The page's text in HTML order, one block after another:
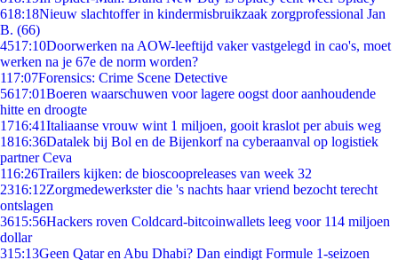
618:18Nieuw slachtoffer in kindermisbruikzaak zorgprofessional Jan
B. (66)
4517:10Doorwerken na AOW-leeftijd vaker vastgelegd in cao's, moet
werken na je 67e de norm worden?
117:07Forensics: Crime Scene Detective
5617:01Boeren waarschuwen voor lagere oogst door aanhoudende
hitte en droogte
1716:41Italiaanse vrouw wint 1 miljoen, gooit kraslot per abuis weg
1816:36Datalek bij Bol en de Bijenkorf na cyberaanval op logistiek
partner Ceva
116:26Trailers kijken: de bioscoopreleases van week 32
2316:12Zorgmedewerkster die 's nachts haar vriend bezocht terecht
ontslagen
3615:56Hackers roven Coldcard-bitcoinwallets leeg voor 114 miljoen
dollar
315:13Geen Qatar en Abu Dhabi? Dan eindigt Formule 1-seizoen